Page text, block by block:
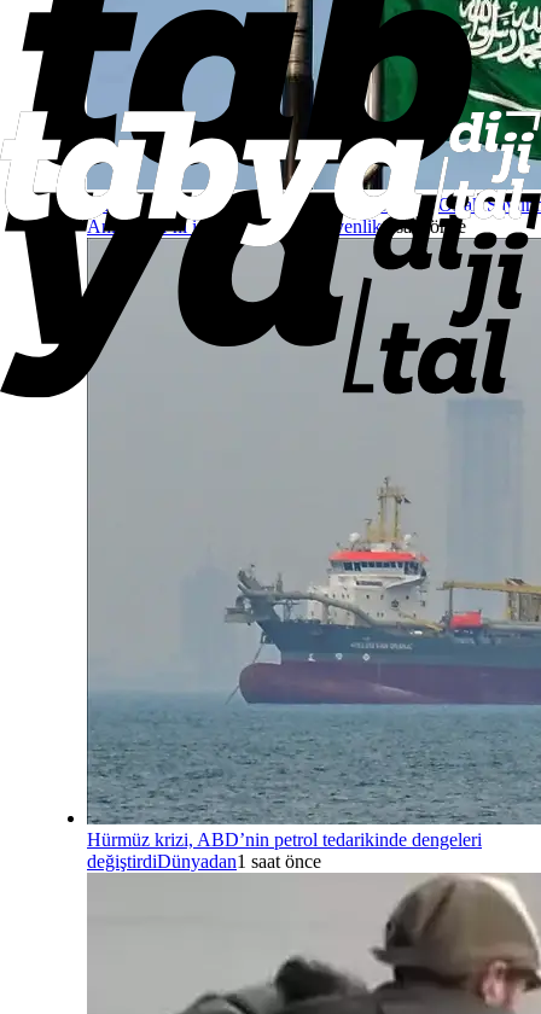
Türkiye, Suudi Arabistan ve Pakistan, Mekke Ortak
Anlaşması’nı imzaladıUlusal Güvenlik1 saat önce
Hürmüz krizi, ABD’nin petrol tedarikinde dengeleri
değiştirdiDünyadan1 saat önce